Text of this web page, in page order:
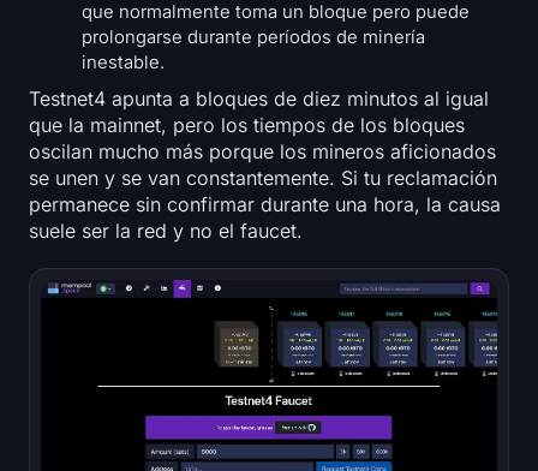
que normalmente toma un bloque pero puede
prolongarse durante períodos de minería
inestable.
Testnet4 apunta a bloques de diez minutos al igual
que la mainnet, pero los tiempos de los bloques
oscilan mucho más porque los mineros aficionados
se unen y se van constantemente. Si tu reclamación
permanece sin confirmar durante una hora, la causa
suele ser la red y no el faucet.